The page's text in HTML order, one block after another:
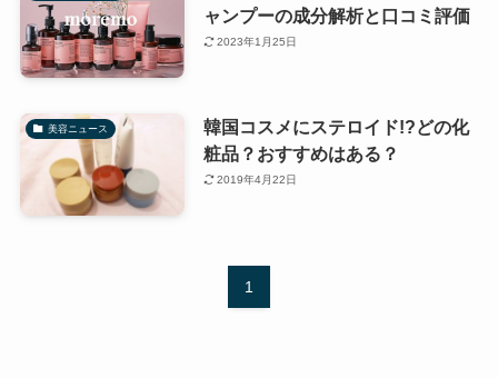
ャンプーの成分解析と口コミ評価
2023年1月25日
美容ニュース
韓国コスメにステロイド!?どの化
粧品？おすすめはある？
2019年4月22日
1